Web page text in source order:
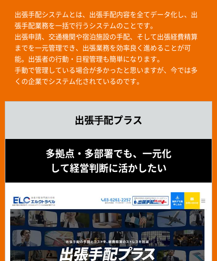
出張手配システムとは、出張手配内容を全てデータ化し、出
張手配業務を一括で行うシステムのことです。
出張申請、交通機関や宿泊施設の手配、そして出張経費精算
までを一元管理でき、出張業務を効率良く進めることが可
能。出張者の行動・日程管理も簡単になります。
手動で管理している場合が多かったと思いますが、今では多
くの企業でシステム化されているのです。
出張⼿配プラス
多拠点・多部署でも、一元化
して経営判断に活かしたい